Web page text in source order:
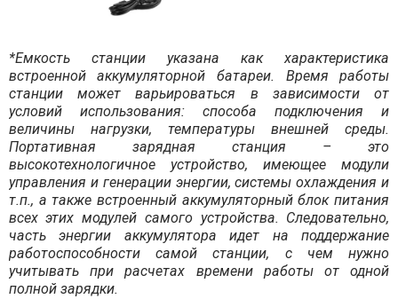
*Емкость станции указана как характеристика
встроенной аккумуляторной батареи. Время работы
станции может варьироваться в зависимости от
условий использования: способа подключения и
величины нагрузки, температуры внешней среды.
Портативная зарядная станция – это
высокотехнологичное устройство, имеющее модули
управления и генерации энергии, системы охлаждения и
т.п., а также встроенный аккумуляторный блок питания
всех этих модулей самого устройства. Следовательно,
часть энергии аккумулятора идет на поддержание
работоспособности самой станции, с чем нужно
учитывать при расчетах времени работы от одной
полной зарядки.